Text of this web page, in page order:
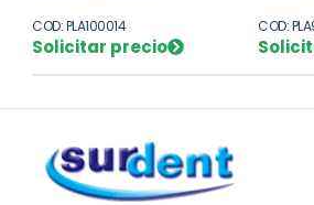
COD: PLA100014
Solicitar precio
COD: